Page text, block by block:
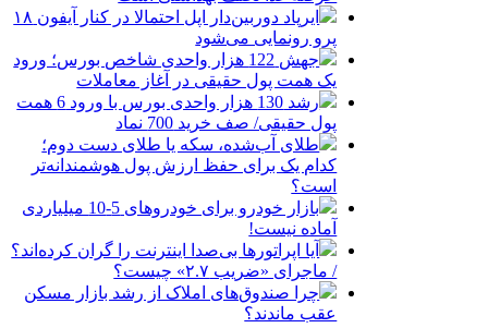
ایرپاد دوربین‌دار اپل احتمالا در کنار آیفون ۱۸
پرو رونمایی می‌شود
جهش 122 هزار واحدی شاخص بورس؛ ورود
یک همت پول حقیقی در آغاز معاملات
رشد 130 هزار واحدی بورس با ورود 6 همت
پول حقیقی/ صف خرید 700 نماد
طلای آب‌شده، سکه یا طلای دست دوم؛
کدام یک برای حفظ ارزش پول هوشمندانه‌تر
است؟
بازار خودرو برای خودروهای 5-10 میلیاردی
آماده نیست!
آیا اپراتورها بی‌صدا اینترنت را گران کرده‌اند؟
/ ماجرای «ضریب ۲.۷» چیست؟
چرا صندوق‌های املاک از رشد بازار مسکن
عقب ماندند؟